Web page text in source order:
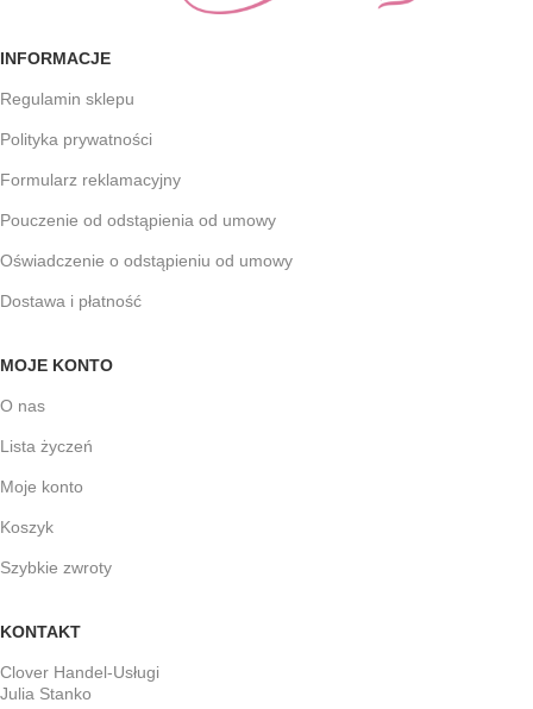
INFORMACJE
Regulamin sklepu
Polityka prywatności
Formularz reklamacyjny
Pouczenie od odstąpienia od umowy
Oświadczenie o odstąpieniu od umowy
Dostawa i płatność
MOJE KONTO
O nas
Lista życzeń
Moje konto
Koszyk
Szybkie zwroty
KONTAKT
Clover Handel-Usługi
Julia Stanko